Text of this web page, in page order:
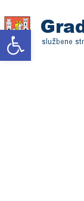
Open toolbar
to
content